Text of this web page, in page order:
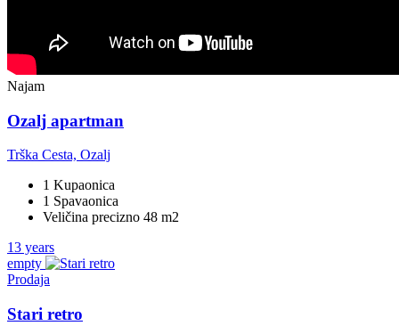
Najam
Ozalj apartman
Trška Cesta, Ozalj
1 Kupaonica
1 Spavaonica
Veličina precizno 48 m2
13 years
empty
Prodaja
Stari retro